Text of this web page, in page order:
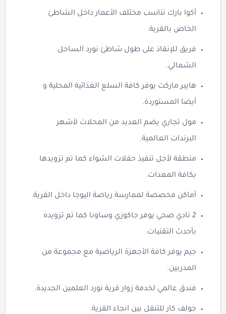
أكوا بارك تناسب مختلف الأعمار داخل الشاطئ
الخاص بالقرية.
فريق للإنقاذ على طول شاطئ نورد الساحل
الشمالي.
هايبر ماركت يوفر كافة السلع الغذائية المحلية و
أيضا المستوردة.
مول تجاري يضم العديد من المحلات لأشهر
البرندات العالمية.
منطقة لأجل تنفيذ حفلات الشواء كما تم تزويدها
بكافة المعدات.
أماكن مخصصة لممارسة رياضة اليوجا داخل القرية.
2 نادي صحي يوفر جاكوزي وساونا كما تم تزويده
بأحدث التقنيات.
جيم يوفر كافة الأجهزة الرياضية مع مجموعة من
المدربين.
فندق عالمي لخدمة زوار قرية نورد العلمين الجديدة.
جولف كار للتنقل بين انجاء القرية.